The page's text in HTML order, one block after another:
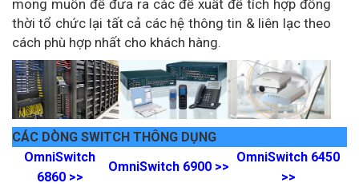
mong muốn để đưa ra các đề xuất để tích hợp đồng
thời tổ chức lại tất cả các hệ thông tin & liên lạc theo
cách phù hợp nhất cho khách hàng.
CÁC DÒNG SWITCH THÔNG DỤNG
OmniSwitch
6860 >>
OmniSwitch 6900 >>
OmniSwitch 6450
>>